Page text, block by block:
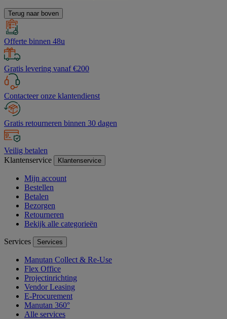
Terug naar boven
Offerte binnen 48u
Gratis levering vanaf €200
Contacteer onze klantendienst
Gratis retourneren binnen 30 dagen
Veilig betalen
Klantenservice
Klantenservice
Mijn account
Bestellen
Betalen
Bezorgen
Retourneren
Bekijk alle categorieën
Services Services
Manutan Collect & Re-Use
Flex Office
Projectinrichting
Vendor Leasing
E-Procurement
Manutan 360°
Alle services